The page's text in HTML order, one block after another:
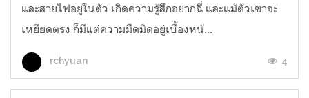
และสายไฟอยู่ในตัว เกิดความรู้สึกอยากฉี่ และแม้ตัวเขาจะ
เหยียดตรง ก็มีแต่ความมืดมิดอยู่เบื้องหน้...
rchyuan 4